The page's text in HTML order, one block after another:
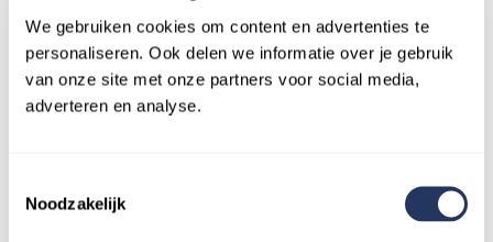
We gebruiken cookies om content en advertenties te
personaliseren. Ook delen we informatie over je gebruik
van onze site met onze partners voor social media,
adverteren en analyse.
Noodzakelijk
10.6 De behandeling van klachten vindt plaats
conform het geldende klachtenprotocol van
Beep for Help.
10.7 Beep for Help kan in het kader van veiligheid,